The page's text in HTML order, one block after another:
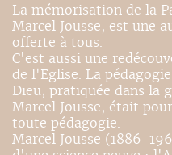
La mémorisation de la
Marcel Jousse, est une
offerte à tous.
C'est aussi une
de l'Eglise. La
Dieu, pratiquée dans la
Marcel Jousse, était
toute pédagogie.
Marcel Jousse (1886-